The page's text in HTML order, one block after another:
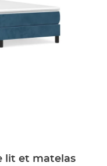
lit et matelas